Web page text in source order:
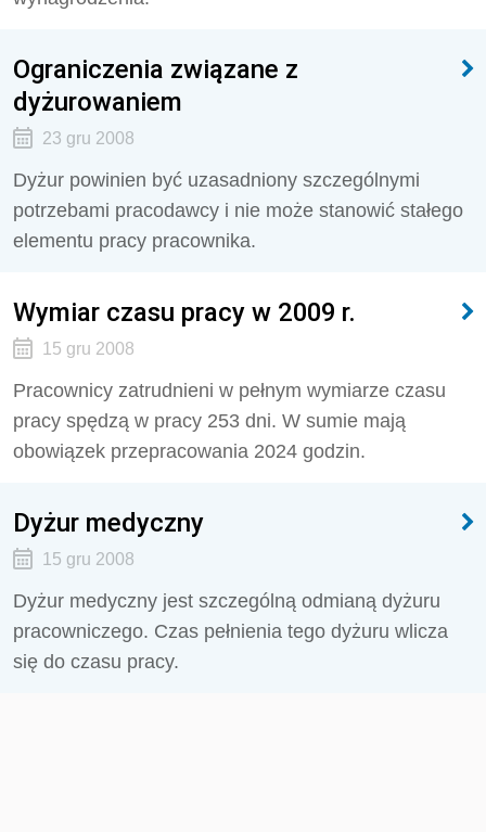
Ograniczenia związane z
dyżurowaniem
23 gru 2008
Dyżur powinien być uzasadniony szczególnymi
potrzebami pracodawcy i nie może stanowić stałego
elementu pracy pracownika.
Wymiar czasu pracy w 2009 r.
15 gru 2008
Pracownicy zatrudnieni w pełnym wymiarze czasu
pracy spędzą w pracy 253 dni. W sumie mają
obowiązek przepracowania 2024 godzin.
Dyżur medyczny
15 gru 2008
Dyżur medyczny jest szczególną odmianą dyżuru
pracowniczego. Czas pełnienia tego dyżuru wlicza
się do czasu pracy.